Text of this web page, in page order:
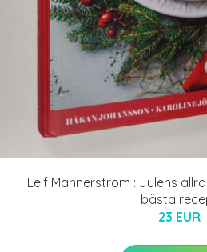
Leif Mannerström : Julens
bästa
23 EUR